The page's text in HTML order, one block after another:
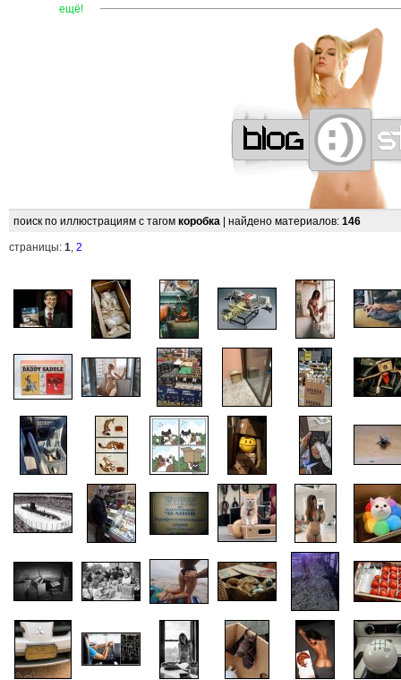
ещё! —————————————————————
поиск по иллюстрациям с тагом коробка | найдено материалов: 146
страницы: 1, 2